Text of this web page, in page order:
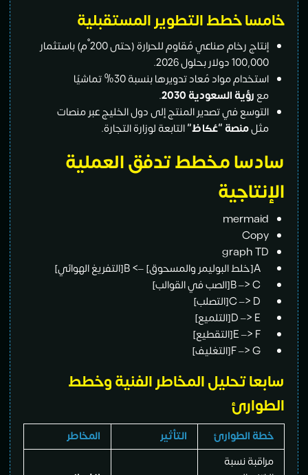
خطط التطوير المستقبلية
إنتاج رخام صناعي مُقاوم للحرارة (حتى 200°م) باستثمار
بحلول 2026.
استخدام مواد مُعاد تدويرها بنسبة 30% تماشيًا
رؤية السعودية 2030
.
في تصدير المنتج إلى دول الخليج عبر منصات
منصة “عُكاظ”التابعة لوزارة التجارة.
مخطط تدفق العملية
graph
تحليل المخاطر الفنية وخطط
الطوارئ التأثير
نسبة